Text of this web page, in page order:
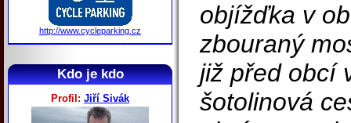
http://www.cycleparking.cz
Kdo je kdo
Profil: Jiří Sivák
objížďka v
zbouraný
již před obcí
šotolinová